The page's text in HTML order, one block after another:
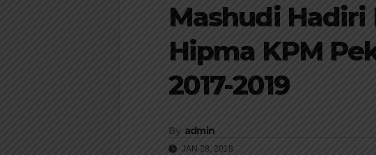
Mashudi
Hipma KPM
2017-2019
By admin
JAN 28, 2018